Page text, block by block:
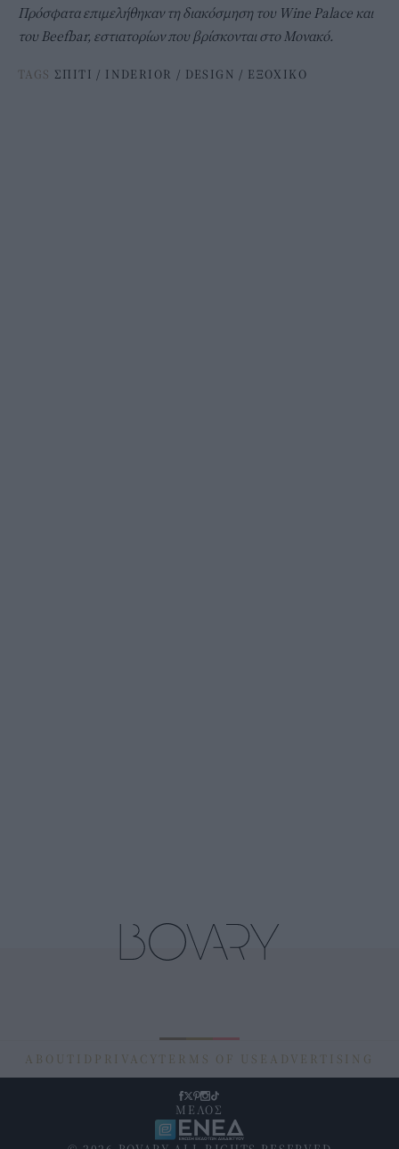
Πρόσφατα επιμελήθηκαν τη διακόσμηση του Wine Palace και
του Beefbar, εστιατορίων που βρίσκονται στο Μονακό.
TAGS ΣΠΙΤΙ / INDERIOR / DESIGN / ΕΞΟΧΙΚΟ
ABOUT ID PRIVACY TERMS OF USE ADVERTISING
ΜΕΛΟΣ